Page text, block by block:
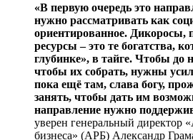
«В первую очередь это
нужно рассматривать как
ориентированное. Дикоросы,
ресурсы – это те богатства,
глубинке», в тайге. Чтобы до
чтобы их собрать, нужны
пока ещё там, слава богу,
занять, чтобы дать им
направление нужно
уверен генеральный директор
бизнеса» (АРБ) Александр